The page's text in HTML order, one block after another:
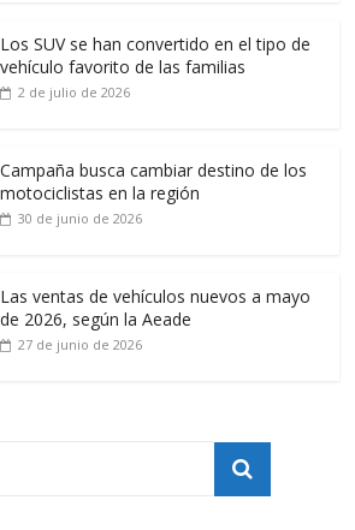
Los SUV se han convertido en el tipo de
vehículo favorito de las familias
2 de julio de 2026
Campaña busca cambiar destino de los
motociclistas en la región
30 de junio de 2026
Las ventas de vehículos nuevos a mayo
de 2026, según la Aeade
27 de junio de 2026